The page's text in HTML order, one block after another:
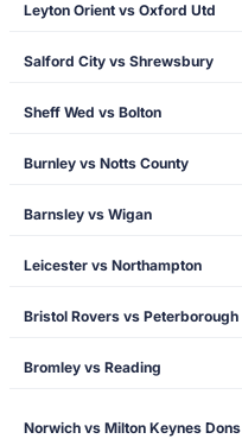
Leyton Orient vs Oxford Utd
Salford City vs Shrewsbury
Sheff Wed vs Bolton
Burnley vs Notts County
Barnsley vs Wigan
Leicester vs Northampton
Bristol Rovers vs Peterborough
Bromley vs Reading
Norwich vs Milton Keynes Dons